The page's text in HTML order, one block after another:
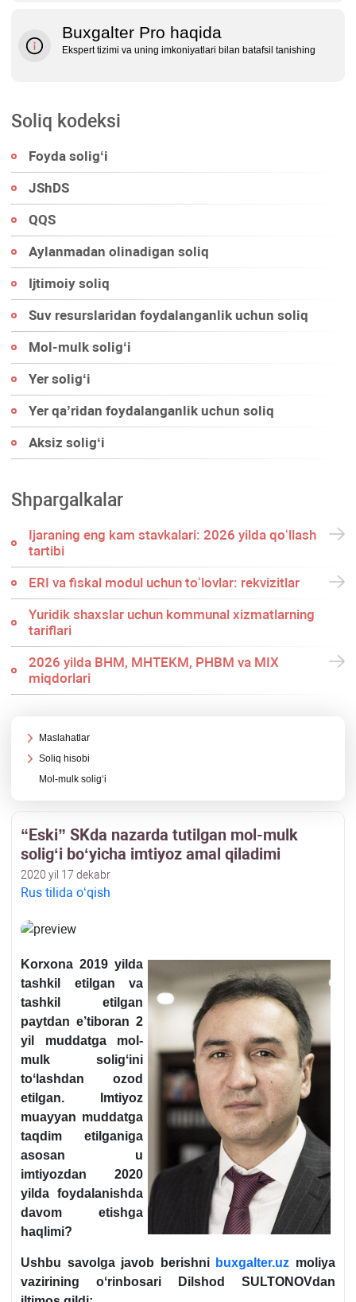
Buxgalter Pro haqida
Ekspert tizimi va uning imkoniyatlari bilan batafsil tanishing
Soliq kodeksi
Foyda soligʻi
JShDS
QQS
Aylanmadan olinadigan soliq
Ijtimoiy soliq
Suv resurslaridan foydalanganlik uchun soliq
Mol-mulk soligʻi
Yer soligʻi
Yer qa’ridan foydalanganlik uchun soliq
Aksiz soligʻi
Shpargalkalar
Ijaraning eng kam stavkalari: 2026 yilda qoʻllash
tartibi
ERI va fiskal modul uchun toʻlovlar: rekvizitlar
Yuridik shaхslar uchun kommunal хizmatlarning
tariflari
2026 yilda BHM, MHTEKM, PHBM va MIX
miqdorlari
Maslahatlar
Soliq hisobi
Mol-mulk soligʻi
“Eski” SKda nazarda tutilgan mol-mulk
soligʻi boʻyicha imtiyoz amal qiladimi
2020 yil 17 dekabr
Rus tilida oʻqish
Korхona 2019 yilda
tashkil etilgan va
tashkil etilgan
paytdan e’tiboran 2
yil muddatga mol-
mulk soligʻini
toʻlashdan ozod
etilgan. Imtiyoz
muayyan muddatga
taqdim etilganiga
asosan u
imtiyozdan 2020
yilda foydalanishda
davom etishga
haqlimi?
Ushbu savolga javob berishni buxgalter.uz moliya
vazirining oʻrinbosari Dilshod SULTONOVdan